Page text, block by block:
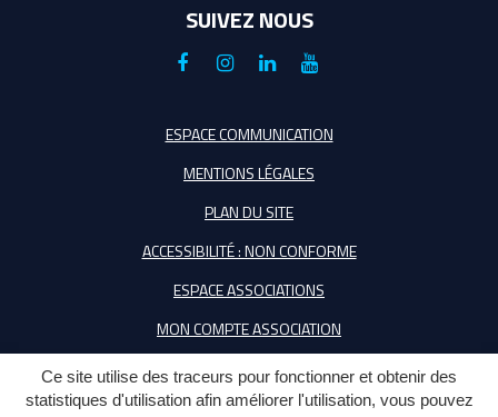
Ce site utilise des traceurs pour fonctionner et obtenir des
statistiques d'utilisation afin améliorer l'utilisation, vous pouvez
SUIVEZ NOUS
Lien
le
Facebook
Lien
le
compte
Instagram
Lien
le
compte
Linkedin
Lien
la
Youtube
ESPACE COMMUNICATION
MENTIONS LÉGALES
PLAN DU SITE
ACCESSIBILITÉ : NON CONFORME
ESPACE ASSOCIATIONS
MON COMPTE ASSOCIATION